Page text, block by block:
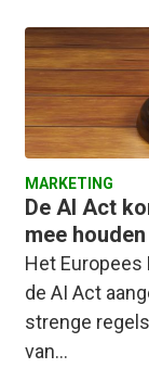
MARKETING
De AI Act
mee houden
Het
de AI Act
strenge
van…